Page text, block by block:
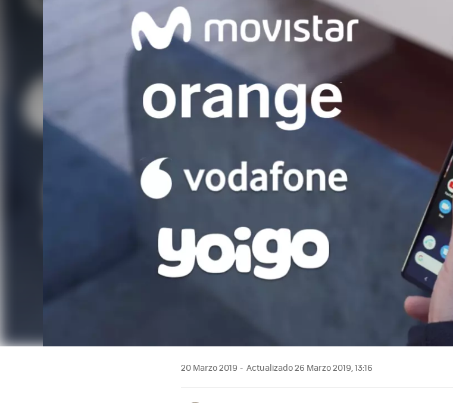
20 Marzo 2019 Actualizado 26 Marzo 2019, 13:16